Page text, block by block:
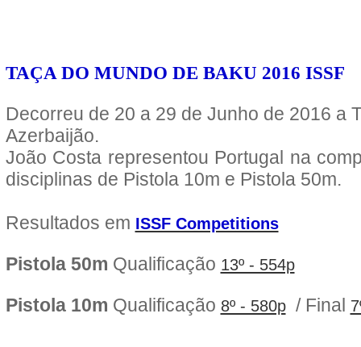
TAÇA DO MUNDO DE BAKU 2016 ISSF
Decorreu de 20 a 29 de Junho de 2016 a
Azerbaijão.
João Costa representou Portugal na
disciplinas de Pistola 10m e Pistola 50m.
Resultados em ISSF Competitions
Pistola 50m Qualificação 13º - 554p
Pistola 10m Qualificação 8º - 580p/ Final